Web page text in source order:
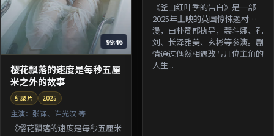
99:46
樱花飘落的速度是每秒五厘
米之外的故事
纪录片 2025
主演： 张译、许光汉 等
《樱花飘落的速度是每秒五厘米
《釜山红叶季的告白》是一部
2025年上映的英国惊悚题材动
漫，由朴赞郁执导，裴斗娜、孔
刘、长泽雅美、玄彬等参演。剧
情通过偶然相遇改写几位主角的
人生...